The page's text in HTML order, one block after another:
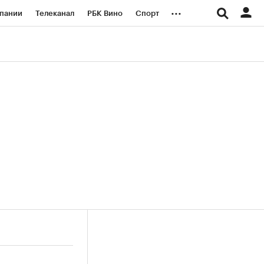
Телеканал РБК Вино Спорт ...